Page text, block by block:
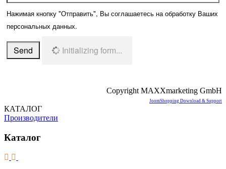
Нажимая кнопку "Отправить", Вы соглашаетесь на обработку Ваших
персональных данных.
Send Initializing form...
Copyright MAXXmarketing GmbH
JoomShopping Download & Support
КАТАЛОГ
Производители
Каталог